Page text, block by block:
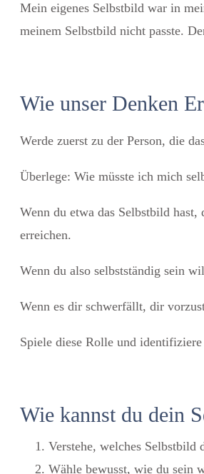
Mein eigenes Selbstbild war in
meinem Selbstbild nicht passte.
Wie unser Denken
Werde zuerst zu der Person, die
Überlege: Wie müsste ich mich
Wenn du etwa das Selbstbild
erreichen.
Wenn du also selbstständig sein
Wenn es dir schwerfällt, dir
Spiele diese Rolle und
Wie kannst du dein
Verstehe, welches Selbstbild
Wähle bewusst, wie du sein